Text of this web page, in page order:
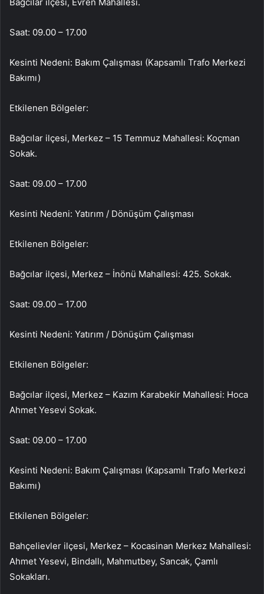
Saat: 09.00 – 17.00
Kesinti Nedeni: Bakım Çalışması (Kapsamlı Trafo Merkezi
Bakımı)
Etkilenen Bölgeler:
Bağcılar ilçesi, Merkez – 15 Temmuz Mahallesi: Koçman
Sokak.
Saat: 09.00 – 17.00
Kesinti Nedeni: Yatırım / Dönüşüm Çalışması
Etkilenen Bölgeler:
Bağcılar ilçesi, Merkez – İnönü Mahallesi: 425. Sokak.
Saat: 09.00 – 17.00
Kesinti Nedeni: Yatırım / Dönüşüm Çalışması
Etkilenen Bölgeler:
Bağcılar ilçesi, Merkez – Kazım Karabekir Mahallesi: Hoca
Ahmet Yesevi Sokak.
Saat: 09.00 – 17.00
Kesinti Nedeni: Bakım Çalışması (Kapsamlı Trafo Merkezi
Bakımı)
Etkilenen Bölgeler:
Bahçelievler ilçesi, Merkez – Kocasinan Merkez Mahallesi:
Ahmet Yesevi, Bindallı, Mahmutbey, Sancak, Çamlı
Sokakları.